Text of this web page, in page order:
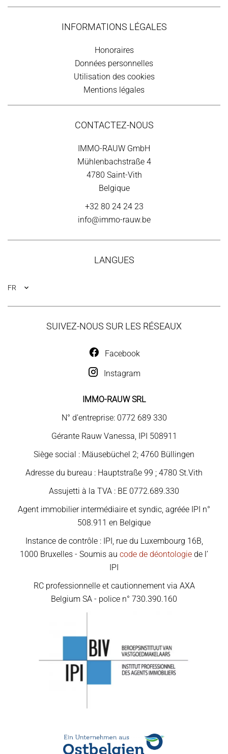
INFORMATIONS LÉGALES
Honoraires
Données personnelles
Utilisation des cookies
Mentions légales
CONTACTEZ-NOUS
IMMO-RAUW GmbH
Mühlenbachstraße 4
4780 Saint-Vith
Belgique
+32 80 24 24 23
info@immo-rauw.be
LANGUES
FR
SUIVEZ-NOUS SUR LES RÉSEAUX
Facebook
Instagram
IMMO-RAUW SRL
N° d’entreprise: 0772 689 330
Gérante Rauw Vanessa, IPI 508911
Siège social : Mäusebüchel 2; 4760 Büllingen
Adresse du bureau : Hauptstraße 99 ; 4780 St.Vith
Assujetti à la TVA : BE 0772.689.330
Agent immobilier intermédiaire et syndic, agréée IPI n°
508.911 en Belgique
Instance de contrôle : IPI, rue du Luxembourg 16B,
1000 Bruxelles - Soumis au code de déontologie de l’
IPI
RC professionnelle et cautionnement via AXA
Belgium SA - police n° 730.390.160